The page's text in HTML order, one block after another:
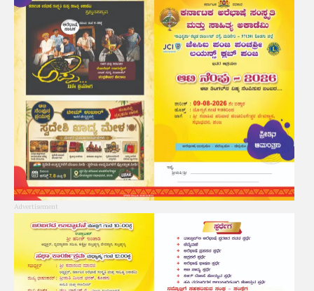
Advertisement